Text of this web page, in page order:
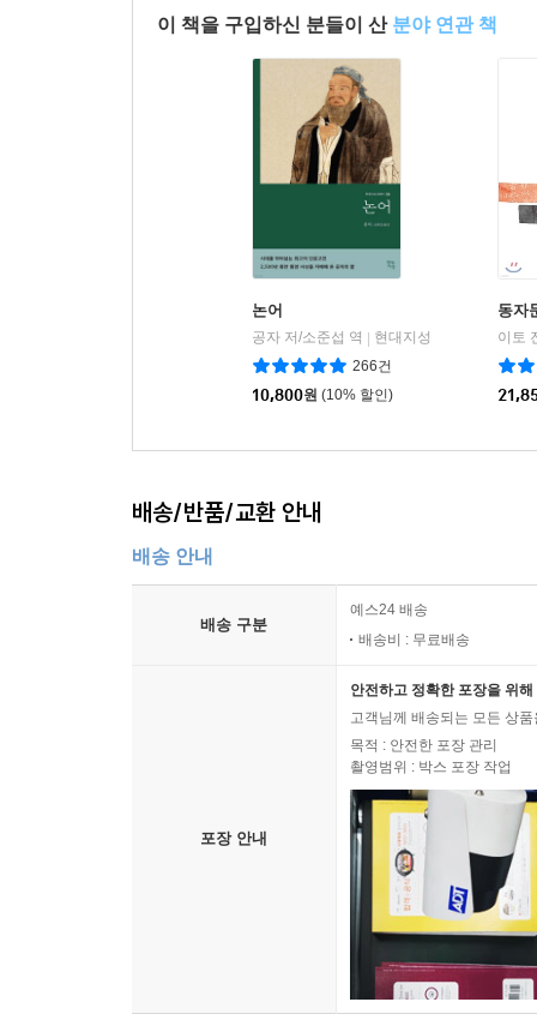
이 책을 구입하신 분들이 산 분야 연관 책
논어
공자 저/소준섭 역
현대지성
266건
10,800원 (10% 할인)
동자
이토
배송/반품/교환 안내
배송 안내
배송 구분
예스24 배송
배송비 : 무료배송
포장 안내
안전하고 정확한 포장을 위
고객님께 배송되는 모든 상
목적 : 안전한 포장 관리
촬영범위 : 박스 포장 작업